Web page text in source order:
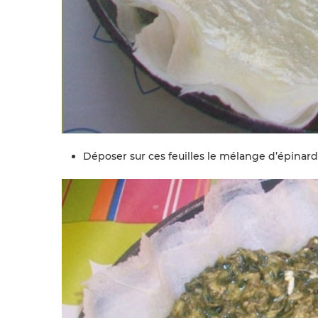
Déposer sur ces feuilles le mélange